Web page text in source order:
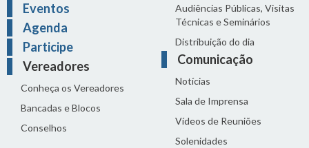
Eventos
Agenda
Participe
Vereadores
Conheça os Vereadores
Bancadas e Blocos
Conselhos
Audiências Públicas, Visitas
Técnicas e Seminários
Distribuição do dia
Comunicação
Notícias
Sala de Imprensa
Vídeos de Reuniões
Solenidades